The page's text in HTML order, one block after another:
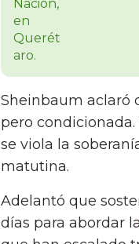
Sheinbaum aclaró
pero
se viola la
matutina.
Adelantó que
días para abordar la